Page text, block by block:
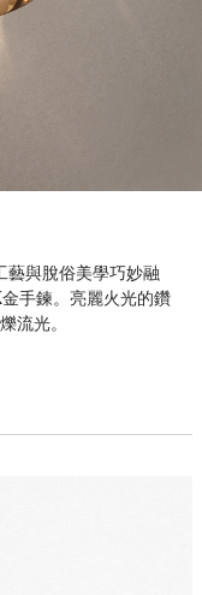
藝與脫俗美學巧妙融
手鍊。亮麗火光的鑽
流光。